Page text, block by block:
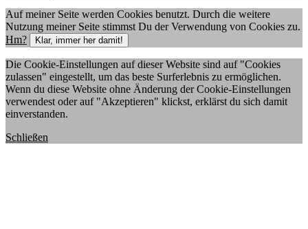
Auf meiner Seite werden Cookies benutzt. Durch die weitere
Nutzung meiner Seite stimmst Du der Verwendung von Cookies zu.
Hm?
Klar, immer her damit!
Die Cookie-Einstellungen auf dieser Website sind auf "Cookies
zulassen" eingestellt, um das beste Surferlebnis zu ermöglichen.
Wenn du diese Website ohne Änderung der Cookie-Einstellungen
verwendest oder auf "Akzeptieren" klickst, erklärst du sich damit
einverstanden.
Schließen